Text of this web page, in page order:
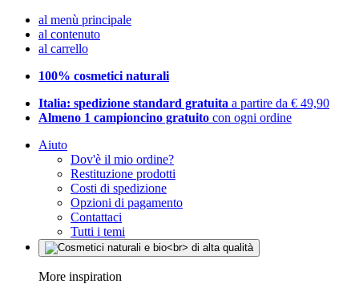
al menù principale
al contenuto
al carrello
100% cosmetici naturali
Italia: spedizione standard gratuita a partire da € 49,90
Almeno 1 campioncino gratuito con ogni ordine
Aiuto
Dov'è il mio ordine?
Restituzione prodotti
Costi di spedizione
Opzioni di pagamento
Contattaci
Tutti i temi
More inspiration